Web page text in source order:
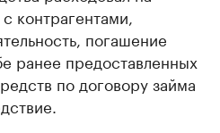
контрагентами,
погашение
ранее предоставленных
по договору займа